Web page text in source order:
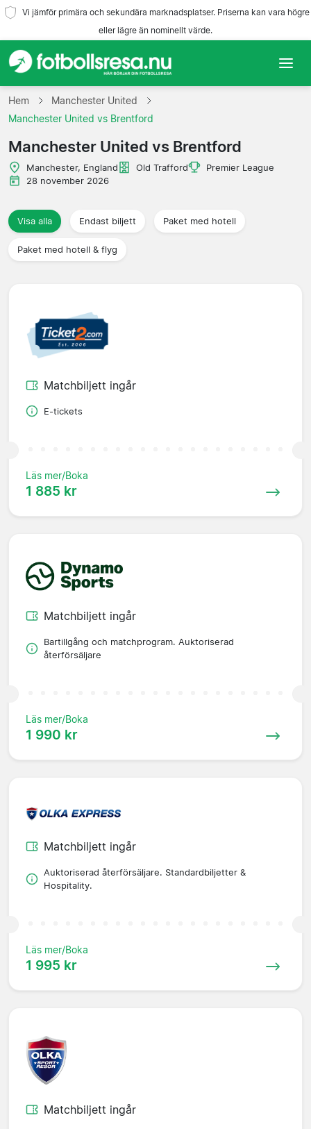
Vi jämför primära och sekundära marknadsplatser. Priserna kan vara högre
eller lägre än nominellt värde.
Hem
Ligor
Hem
Manchester United
Manchester United vs Brentford
Manchester United vs Brentford
Manchester, England Old Trafford
Premier League
28 november 2026
Visa alla Endast biljett Paket med hotell
Paket med hotell & flyg
Matchbiljett ingår
E-tickets
Läs mer/Boka
1 885 kr
Matchbiljett ingår
Bartillgång och matchprogram. Auktoriserad
återförsäljare
Läs mer/Boka
1 990 kr
Matchbiljett ingår
Auktoriserad återförsäljare. Standardbiljetter &
Hospitality.
Läs mer/Boka
1 995 kr
Matchbiljett ingår